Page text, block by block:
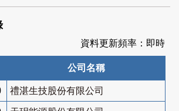
資料更新頻率：即時
公司名稱
禮湛生技股份有限公司